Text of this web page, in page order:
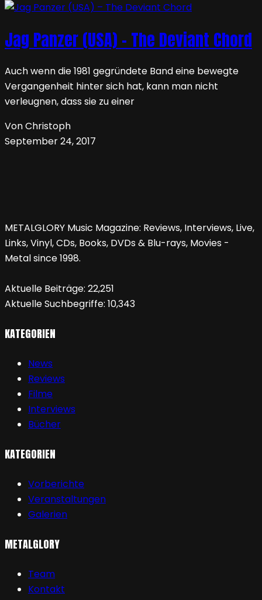
Jag Panzer (USA) – The Deviant Chord
Auch wenn die 1981 gegründete Band eine bewegte
Vergangenheit hinter sich hat, kann man nicht
verleugnen, dass sie zu einer
Von Christoph
September 24, 2017
METALGLORY Music Magazine: Reviews, Interviews, Live,
Links, Vinyl, CDs, Books, DVDs & Blu-rays, Movies -
Metal since 1998.
Aktuelle Beiträge: 22,251
Aktuelle Suchbegriffe: 10,343
KATEGORIEN
News
Reviews
Filme
Interviews
Bücher
KATEGORIEN
Vorberichte
Veranstaltungen
Galerien
METALGLORY
Team
Kontakt